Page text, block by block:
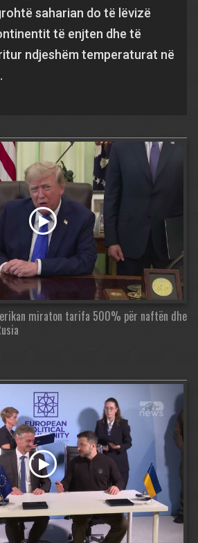
saharian do të lëvizë
të enjten dhe të
ndjeshëm temperaturat në
miraton tarifa 500% për naftën dhe